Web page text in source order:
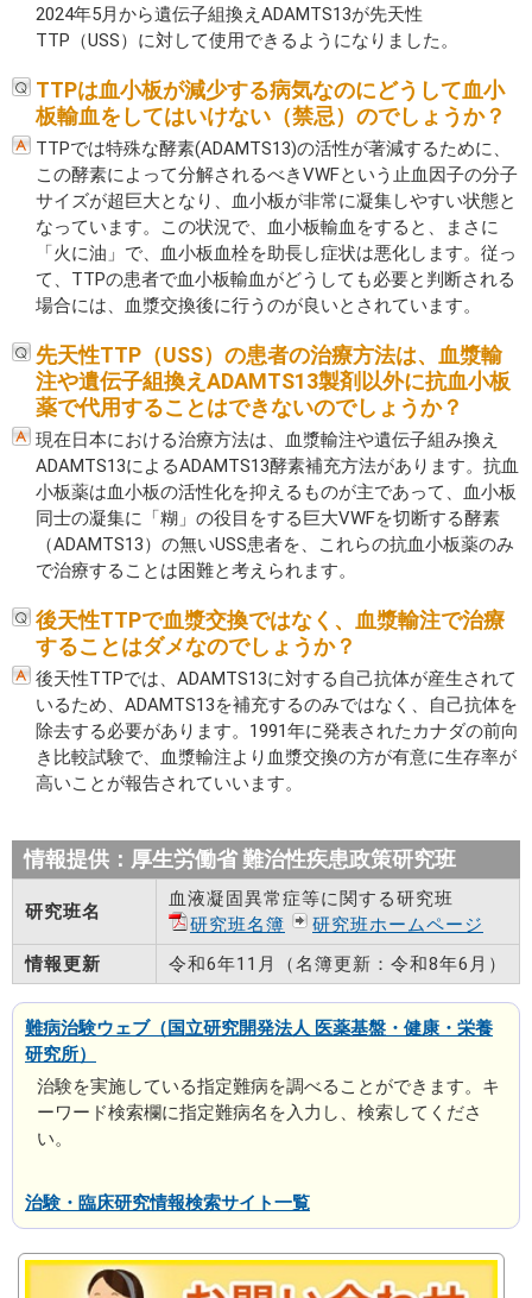
2024年5月から遺伝子組換えADAMTS13が先天性
TTP（USS）に対して使用できるようになりました。
TTPは血小板が減少する病気なのにどうして血小
板輸血をしてはいけない（禁忌）のでしょうか？
TTPでは特殊な酵素(ADAMTS13)の活性が著減するために、
この酵素によって分解されるべきVWFという止血因子の分子
サイズが超巨大となり、血小板が非常に凝集しやすい状態と
なっています。この状況で、血小板輸血をすると、まさに
「火に油」で、血小板血栓を助長し症状は悪化します。従っ
て、TTPの患者で血小板輸血がどうしても必要と判断される
場合には、血漿交換後に行うのが良いとされています。
先天性TTP（USS）の患者の治療方法は、血漿輸
注や遺伝子組換えADAMTS13製剤以外に抗血小板
薬で代用することはできないのでしょうか？
現在日本における治療方法は、血漿輸注や遺伝子組み換え
ADAMTS13によるADAMTS13酵素補充方法があります。抗血
小板薬は血小板の活性化を抑えるものが主であって、血小板
同士の凝集に「糊」の役目をする巨大VWFを切断する酵素
（ADAMTS13）の無いUSS患者を、これらの抗血小板薬のみ
で治療することは困難と考えられます。
後天性TTPで血漿交換ではなく、血漿輸注で治療
することはダメなのでしょうか？
後天性TTPでは、ADAMTS13に対する自己抗体が産生されて
いるため、ADAMTS13を補充するのみではなく、自己抗体を
除去する必要があります。1991年に発表されたカナダの前向
き比較試験で、血漿輸注より血漿交換の方が有意に生存率が
高いことが報告されていいます。
情報提供：厚生労働省 難治性疾患政策研究班
研究班名
血液凝固異常症等に関する研究班
研究班名簿
研究班ホームページ
情報更新
令和6年11月（名簿更新：令和8年6月）
難病治験ウェブ（国立研究開発法人 医薬基盤・健康・栄養
研究所）
治験を実施している指定難病を調べることができます。キ
ーワード検索欄に指定難病名を入力し、検索してくださ
い。
治験・臨床研究情報検索サイト一覧